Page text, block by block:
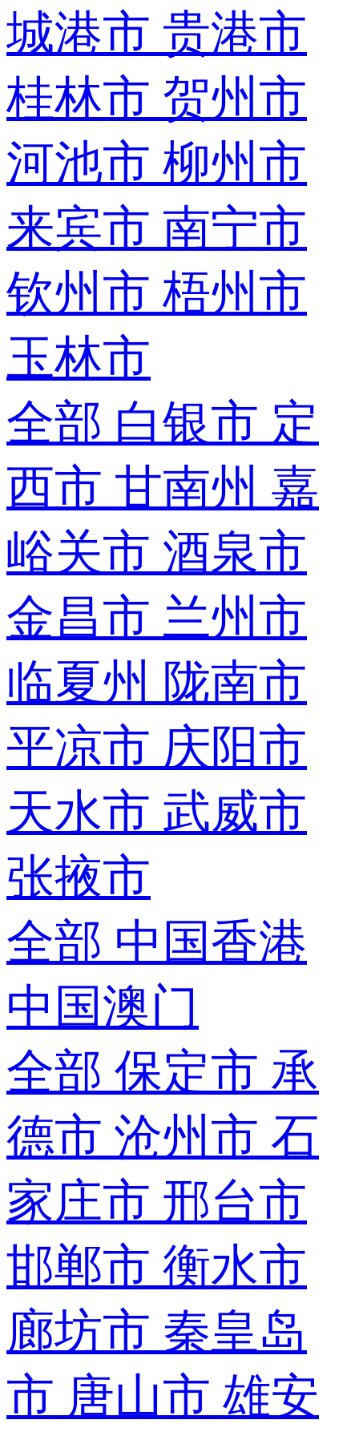
城港市 贵港市
桂林市 贺州市
河池市 柳州市
来宾市 南宁市
钦州市 梧州市
玉林市
全部 白银市 定
西市 甘南州 嘉
峪关市 酒泉市
金昌市 兰州市
临夏州 陇南市
平凉市 庆阳市
天水市 武威市
张掖市
全部 中国香港
中国澳门
全部 保定市 承
德市 沧州市 石
家庄市 邢台市
邯郸市 衡水市
廊坊市 秦皇岛
市 唐山市 雄安